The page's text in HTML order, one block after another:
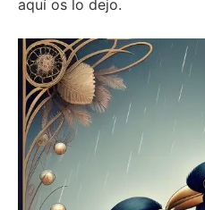
aquí os lo dejo.